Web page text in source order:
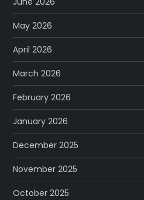
May 2026
April 2026
March 2026
February 2026
January 2026
December 2025
November 2025
October 2025